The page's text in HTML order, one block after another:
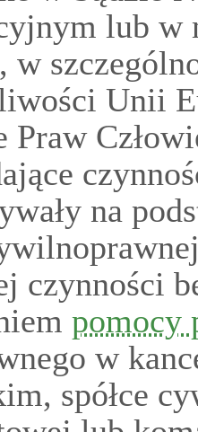
lub w
w
Unii
Praw
na
czynności
pomocy
w
spółce